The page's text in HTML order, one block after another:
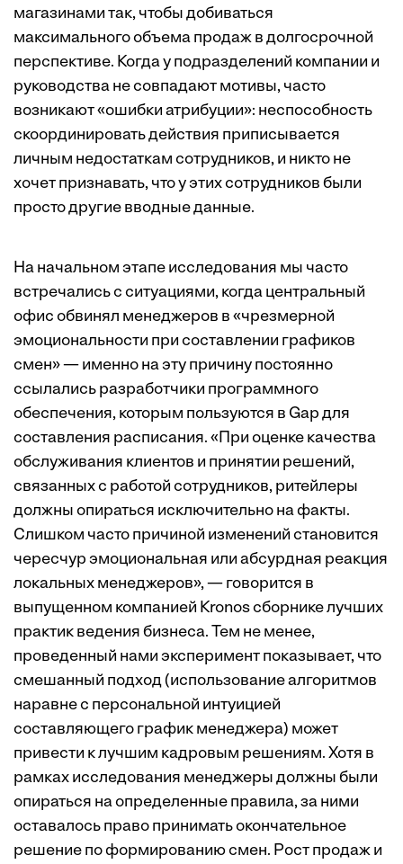
магазинами так, чтобы добиваться
максимального объема продаж в долгосрочной
перспективе. Когда у подразделений компании и
руководства не совпадают мотивы, часто
возникают«ошибки атрибуции»: неспособность
скоординировать действия приписывается
личным недостаткам сотрудников, и никто не
хочет признавать, что у этих сотрудников были
просто другие вводные данные.
На начальном этапе исследования мы часто
встречались с ситуациями, когда центральный
офис обвинял менеджеров в «чрезмерной
эмоциональности при составлении графиков
смен» — именно на эту причину постоянно
ссылались разработчики программного
обеспечения, которым пользуются в Gap для
составления расписания. «При оценке качества
обслуживания клиентов и принятии решений,
связанных с работой сотрудников, ритейлеры
должны опираться исключительно на факты.
Слишком часто причиной изменений становится
чересчур эмоциональная или абсурдная реакция
локальных менеджеров», — говорится в
выпущенном компанией Kronosсборникелучших
практик ведения бизнеса. Тем не менее,
проведенный нами эксперимент показывает, что
смешанный подход (использование алгоритмов
наравне с персональной интуицией
составляющего график менеджера) может
привести к лучшим кадровым решениям. Хотя в
рамках исследования менеджеры должны были
опираться на определенные правила, за ними
оставалось право принимать окончательное
решение по формированию смен. Рост продаж и